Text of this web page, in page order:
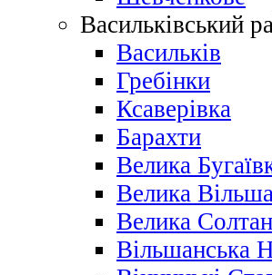
Васильківський
Васильків
Гребінки
Ксаверівка
Барахти
Велика
Велика
Велика
Вільшанська